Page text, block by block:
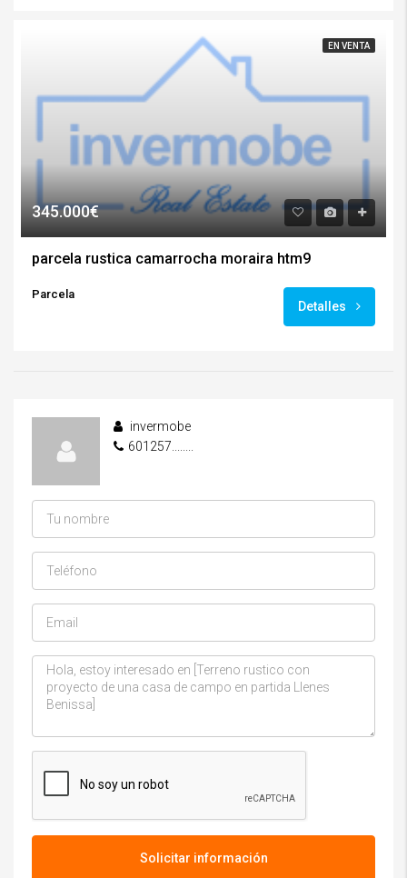
EN VENTA
345.000€
parcela rustica camarrocha moraira htm9
Parcela
Detalles
invermobe
601257........
Solicitar información